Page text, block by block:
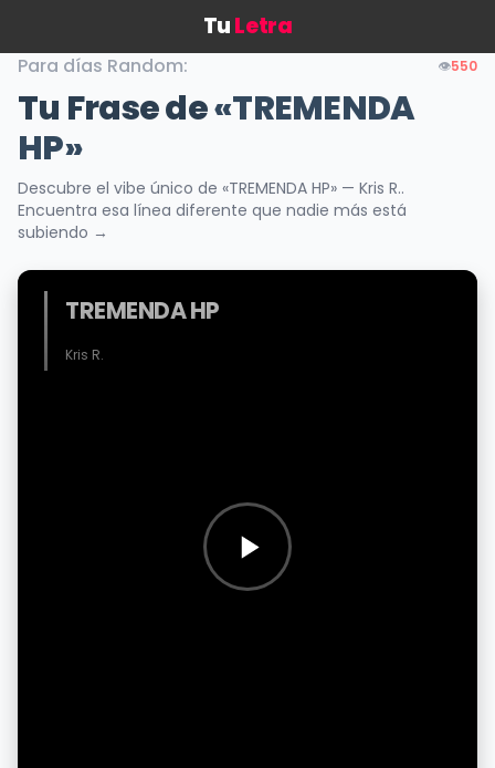
TuLetra
Para días Random: 👁️550
Tu Frase de«TREMENDA
HP»
Descubre el vibe único de «TREMENDA HP» — Kris R..
Encuentra esa línea diferente que nadie más está
subiendo →
TREMENDA HP
Kris R.